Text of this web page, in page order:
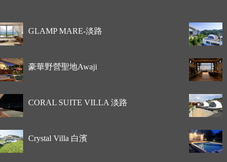
GLAMP MARE-淡路
豪華野營聖地Awaji
CORAL SUITE VILLA 淡路
Crystal Villa 白濱